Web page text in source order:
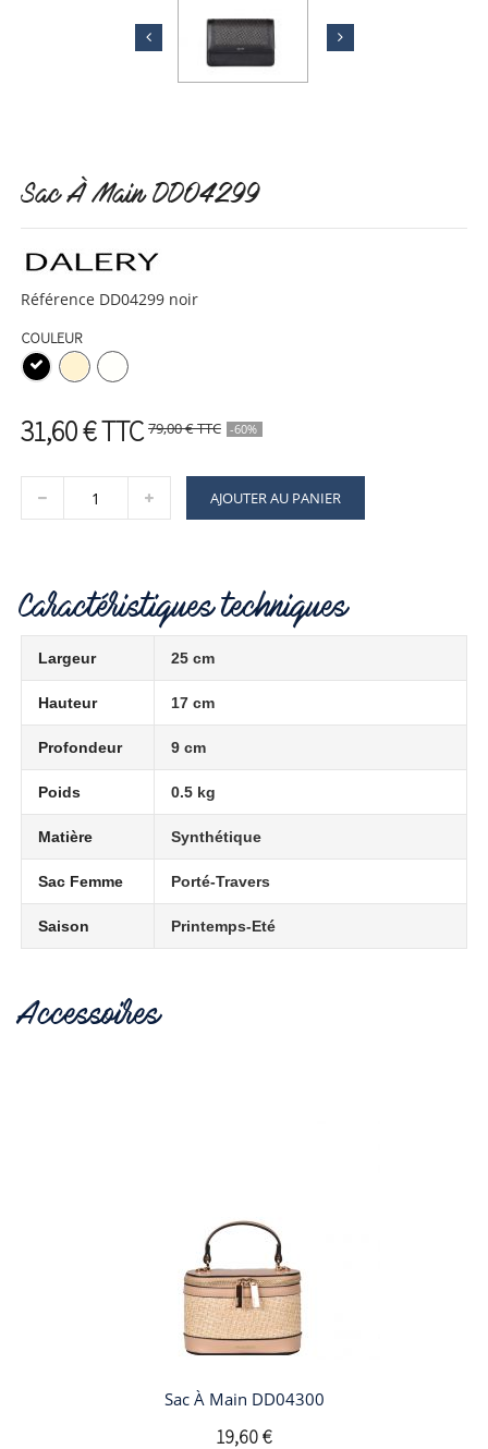
Sac À Main DD04299
Référence DD04299 noir
COULEUR
79,00 €TTC
31,60 €TTC -60%
AJOUTER AU PANIER
Caractéristiques techniques
Largeur 25 cm
Hauteur 17 cm
Profondeur 9 cm
Poids 0.5 kg
Matière Synthétique
Sac Femme Porté-Travers
Saison Printemps-Eté
Accessoires
Sac À Main DD04300
19,60 €